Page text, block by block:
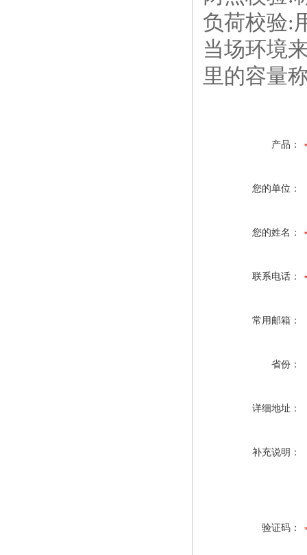
负荷校验:
当场环境
里的容量
产品：
您的单位：
您的姓名：
联系电话：
常用邮箱：
省份：
详细地址：
补充说明：
验证码：